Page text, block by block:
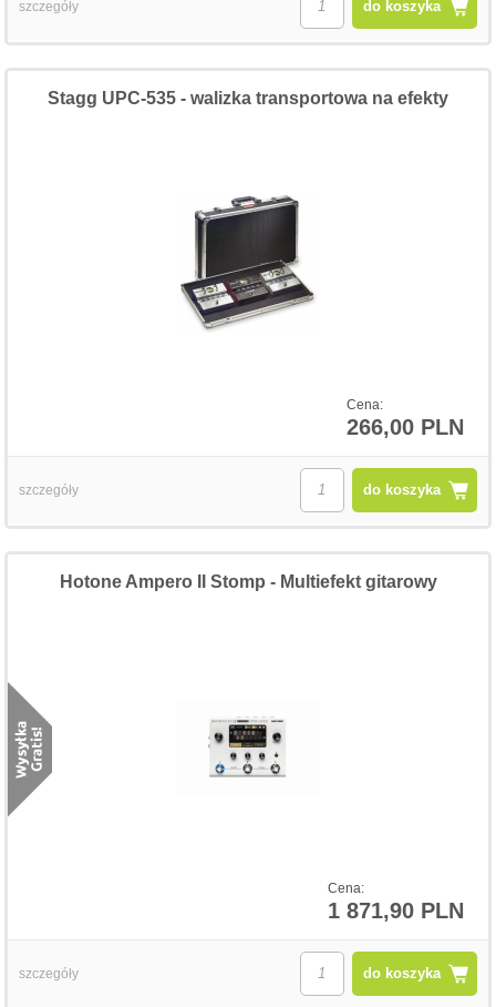
do koszyka
szczegóły
Cena:
266,00 PLN
Stagg UPC-535 - walizka transportowa na efekty
do koszyka
szczegóły
Cena:
1 871,90 PLN
Hotone Ampero II Stomp - Multiefekt gitarowy
do koszyka
szczegóły